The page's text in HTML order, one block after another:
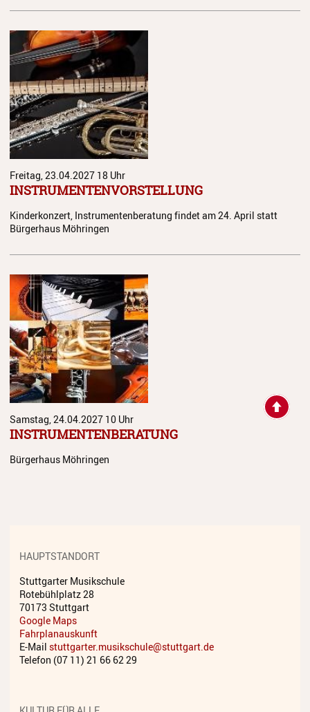
Freitag, 23.04.2027 18 Uhr
INSTRUMENTENVORSTELLUNG
Kinderkonzert, Instrumentenberatung findet am 24. April statt
Bürgerhaus Möhringen
Samstag, 24.04.2027 10 Uhr
INSTRUMENTENBERATUNG
Bürgerhaus Möhringen
HAUPTSTANDORT
Stuttgarter Musikschule
Rotebühlplatz 28
70173 Stuttgart
Google Maps
Fahrplanauskunft
E-Mail stuttgarter.musikschule@stuttgart.de
Telefon (07 11) 21 66 62 29